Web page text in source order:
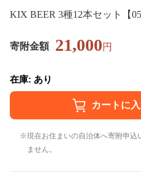
KIX BEER 3種12本セット【
寄附金額 21,000円
在庫: あり
現在お住まいの自治体へ寄附申
ません。